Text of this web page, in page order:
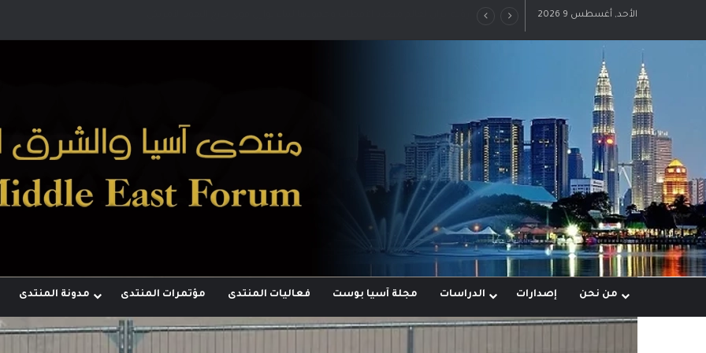
الأحد, أغسطس 9 2026
من نحن إصدارات الدراسات مجلة آسيا بوست فعاليات المنتدى مؤتمرات المنتدى مدونة المنتدى